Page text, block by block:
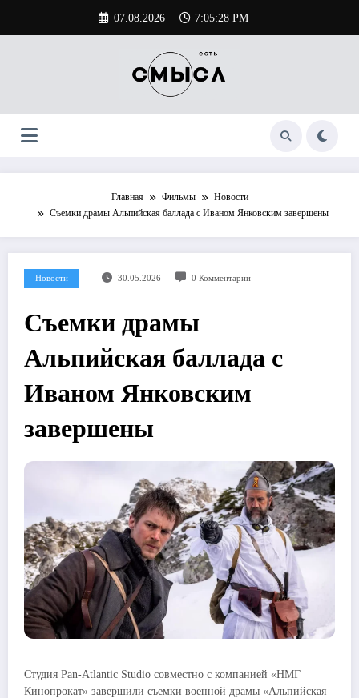
содержимому
07.08.2026 7:05:29 PM
Главная Фильмы
Новости
Съемки драмы Альпийская баллада с Иваном Янковским завершены
Новости 30.05.2026 0 Комментарии
Съемки драмы
Альпийская баллада с
Иваном Янковским
завершены
Студия Pan-Atlantic Studio совместно с компанией «НМГ
Кинопрокат» завершили съемки военной драмы «Альпийская